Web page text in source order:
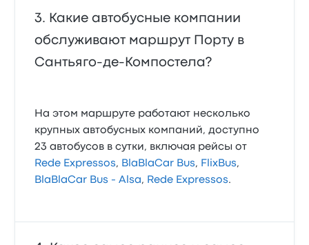
Какие автобусные компании
обслуживают маршрут Порту в
Сантьяго-де-Компостела?
На этом маршруте работают несколько
крупных автобусных компаний, доступно
23 автобусов в сутки, включая рейсы от
Rede Expressos, BlaBlaCar Bus, FlixBus,
BlaBlaCar Bus - Alsa, Rede Expressos.